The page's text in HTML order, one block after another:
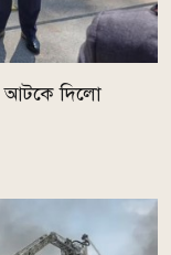
আটকে দিলো